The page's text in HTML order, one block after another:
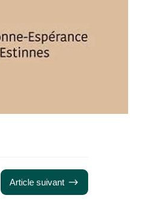
Article suivant $